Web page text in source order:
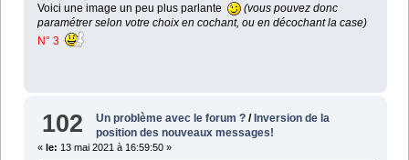
Voici une image un peu plus parlante
(vous pouvez donc
paramétrer selon votre choix en cochant, ou en décochant la case)
N° 3
102 Un problème avec le forum ? / Inversion de la
position des nouveaux messages!
« le: 13 mai 2021 à 16:59:50 »